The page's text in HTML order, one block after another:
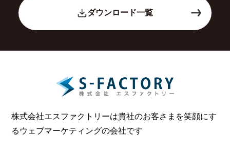
ダウンロード一覧
株式会社エスファクトリーは貴社のお客さまを笑顔にす
る ウェブマーケティングの会社です